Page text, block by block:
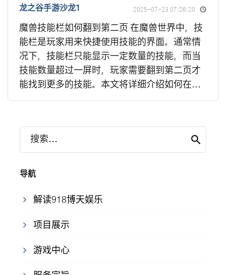
龙之谷手游沙龙1 2025-07-23 07:26:20
魔兽技能栏如何翻到第二页 在魔兽世界中，技
能栏是玩家用来快捷使用技能的界面。通常情
况下，技能栏只能显示一定数量的技能，而当
技能数量超过一屏时，玩家需要翻到第二页才
能找到更多的技能。本文将详细介绍如何在...
搜索...
导航
解读918博天娱乐
项目展示
游戏中心